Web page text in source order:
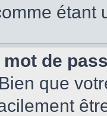
étant
mot de
que